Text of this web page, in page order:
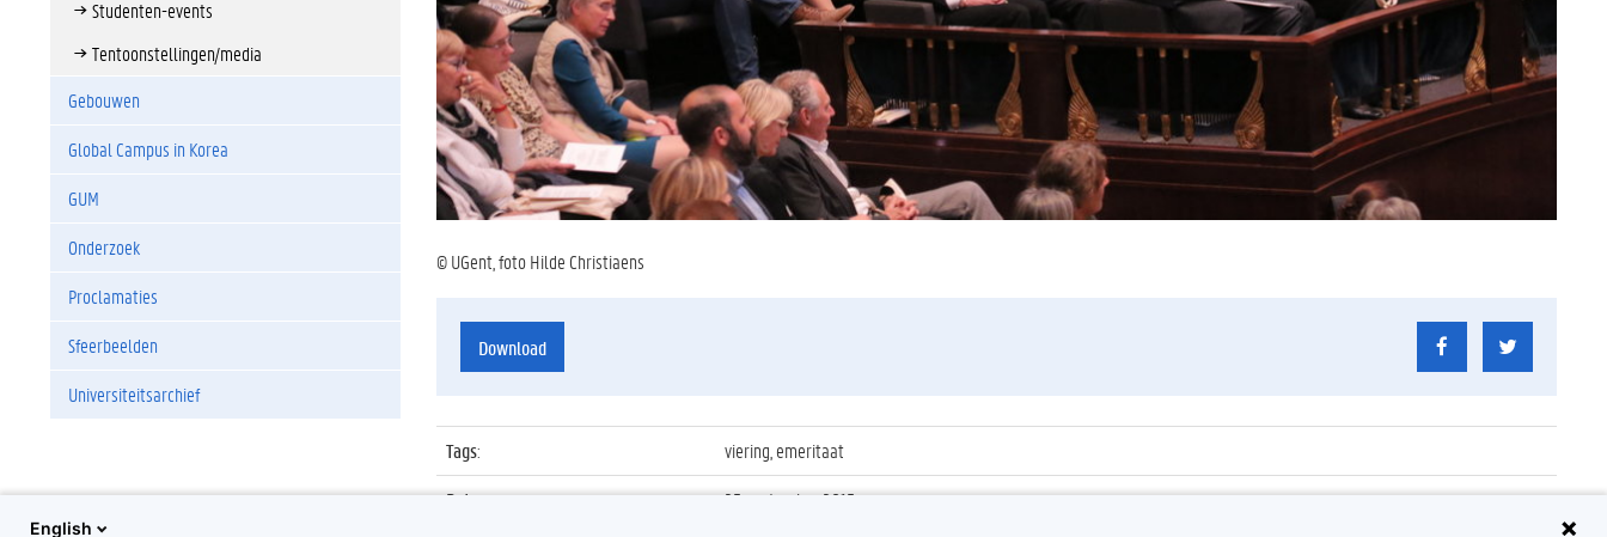
Studenten-events
Tentoonstellingen/media
Gebouwen
Global Campus in Korea
GUM
Onderzoek
Proclamaties
Sfeerbeelden
Universiteitsarchief
© UGent, foto Hilde Christiaens
Download
Tags:
viering, emeritaat
Datum:
25 september 2015
English